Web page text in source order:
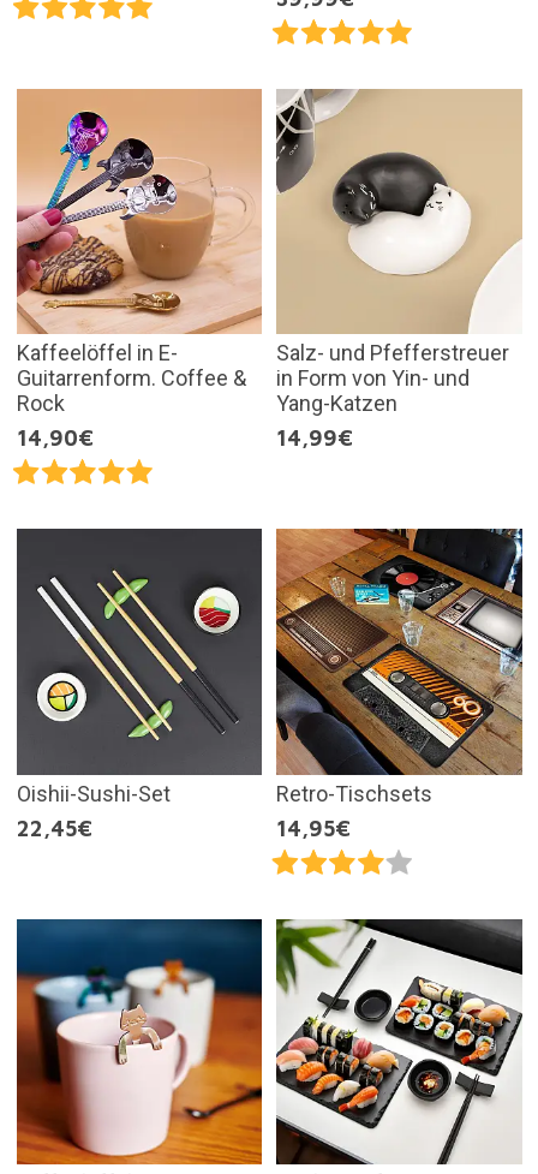
Kaffeelöffel in E-
Guitarrenform. Coffee &
Rock
14,90€
Salz- und Pfefferstreuer
in Form von Yin- und
Yang-Katzen
14,99€
Oishii-Sushi-Set
22,45€
Retro-Tischsets
14,95€